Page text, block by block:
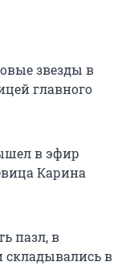
звезды в
главного
в эфир
Карина
пазл, в
складывались в